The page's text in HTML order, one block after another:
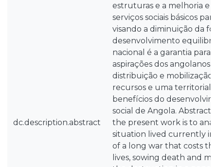
dc.description.abstract
estruturas e a melhoria e
serviços sociais básicos
visando a diminuição da
desenvolvimento
nacional é a garantia para
aspirações dos
distribuição e mobilização
recursos e uma
benefícios do
social de Angola. Abstract:
the present work is to
situation lived currently in
of a long war that costs
lives, sowing death and